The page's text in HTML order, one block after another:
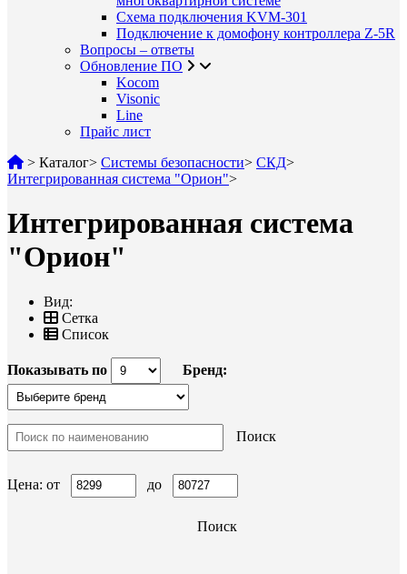
Схема подключения KVM-301
Подключение к домофону контроллера Z-5R
Вопросы – ответы
Обновление ПО
Kocom
Visonic
Line
Прайс лист
> Каталог> Системы безопасности> СКД>
Интегрированная система "Орион">
Интегрированная система
"Орион"
Вид:
Сетка
Список
Показывать по Бренд:
Поиск
Цена: от до
Поиск